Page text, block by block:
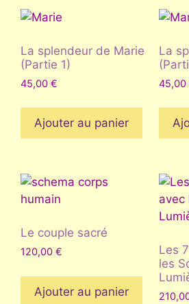
La splendeur de Marie
(Partie 1)
45,00 €
Ajouter au panier
La
45,00
Le couple sacré
120,00 €
Ajouter au panier
Les
les